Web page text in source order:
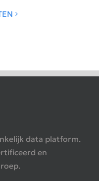
data platform.
en